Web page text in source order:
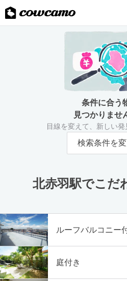
条件に合う
見つかりませ
目線を変えて、新しい発
検索条件を
北赤羽駅でこだ
ルーフバルコニー
庭付き